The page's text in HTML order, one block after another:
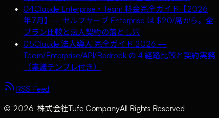
04Claude Enterprise・Team 料金完全ガイド【2026
年7月】— セルフサーブ Enterprise は $20/席から。全
プラン比較と法人契約の落とし穴
05Claude 法人導入 完全ガイド 2026 —
Team/Enterprise/API/Bedrock の 4 経路比較と契約実務
（稟議テンプレ付き）
RSS Feed
© 2026 株式会社Tufe CompanyAll Rights Reserved